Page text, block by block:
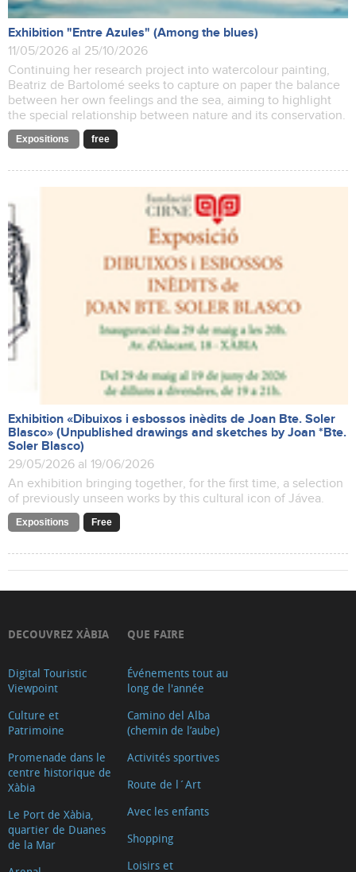
Exhibition "Entre Azules" (Among the blues)
11/05/2026 al 25/10/2026
Continuing her research project into watercolour painting,
Beatriz de Bartolomé seeks to capture on paper the balance
between her own feelings and the sea, aiming to highlight
the special relationship between nature and its conservation.
Expositions free
Exhibition «Dibuixos i esbossos inèdits de Joan Bte. Soler
Blasco» (Unpublished drawings and sketches by Joan *Bte.
Soler Blasco)
29/05/2026 al 19/06/2026
An exhibition bringing together, for the first time, a selection
of previously unseen works by this cultural icon of Jávea.
Expositions Free
DECOUVREZ XÀBIA
Digital Touristic
Viewpoint
Culture et
Patrimoine
Promenade dans le
centre historique de
Xàbia
Le Port de Xàbia,
quartier de Duanes
de la Mar
QUE FAIRE
Événements tout au
long de l'année
Camino del Alba
(chemin de l’aube)
Activités sportives
Route de l´Art
Avec les enfants
Shopping
Loisirs et